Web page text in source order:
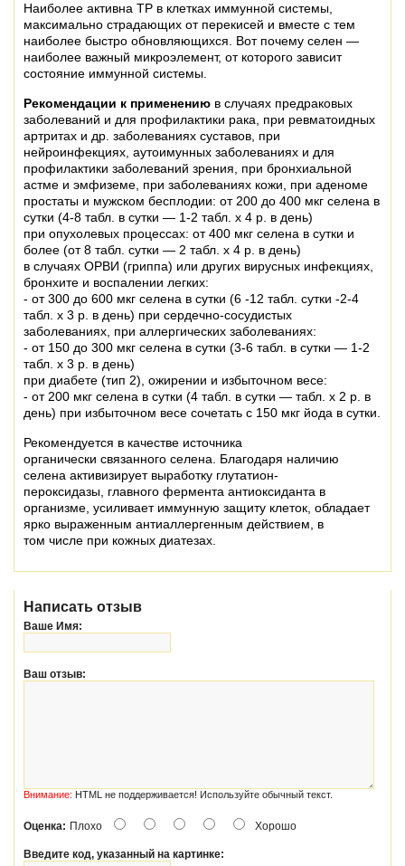
Наиболее активна ТР в клетках иммунной системы,
максимально страдающих oт перекисей и вместе с тем
наиболее быстро обновляющихся. Вот почему селен —
наиболее важный микроэлемент, от которого зависит
состояние иммунной системы.
Рекомендации к применению в случаях предраковых
заболеваний и для профилактики рака, при ревматоидных
артритах и др. заболеваниях суставов, при
нейроинфекциях, аутоимунных заболеваниях и для
профилактики заболеваний зрения, при бронхиальной
астме и эмфиземе, при заболеваниях кожи, при аденоме
простаты и мужском бесплодии: от 200 до 400 мкг селена в
сутки (4-8 табл. в сутки — 1-2 табл. х 4 р. в день)
при опухолевых процессах: от 400 мкг селена в сутки и
более (от 8 табл. сутки — 2 табл. х 4 р. в день)
в случаях ОРВИ (гриппа) или других вирусных инфекциях,
бронхите и воспалении легких:
- от 300 до 600 мкг селена в сутки (6 -12 табл. сутки -2-4
табл. х 3 р. в день) при сердечно-сосудистых
заболеваниях, при аллергических заболеваниях:
- от 150 до 300 мкг селена в сутки (3-6 табл. в сутки — 1-2
табл. х 3 р. в день)
при диабете (тип 2), ожирении и избыточном весе:
- от 200 мкг селена в сутки (4 табл. в сутки — табл. х 2 р. в
день) при избыточном весе сочетать с 150 мкг йода в сутки.
Рекомендуется в качестве источника
органически связанного селена. Благодаря наличию
селена активизирует выработку глутатион-
пероксидазы, главного фермента антиоксиданта в
организме, усиливает иммунную защиту клеток, обладает
ярко выраженным антиаллергенным действием, в
том числе при кожных диатезах.
Написать отзыв
Ваше Имя:
Ваш отзыв:
Внимание: HTML не поддерживается! Используйте обычный текст.
Оценка: Плохо Хорошо
Введите код, указанный на картинке: